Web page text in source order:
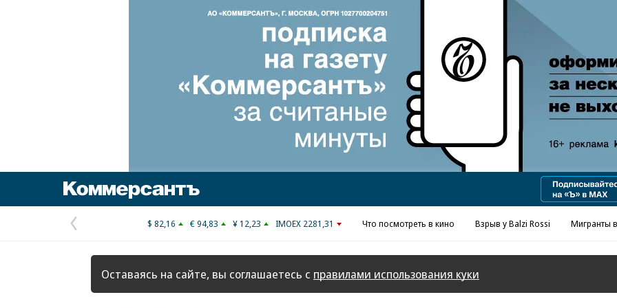
Реклама в «Ъ» www.kommersant.ru/ad
Предыдущая
страница
$ 82,16 € 94,83 ¥ 12,23 IMOEX 2281,31 Что посмотреть в кино Взрыв у Balzi Rossi Мигранты
Оставаясь на сайте, вы соглашаетесь с правилами использования куки